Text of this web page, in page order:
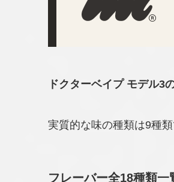
ドクターベイプ モデル3
実質的な味の種類は9種
フレーバー全18種類一